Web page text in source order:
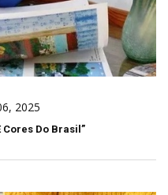
2025
Cores Do Brasil”